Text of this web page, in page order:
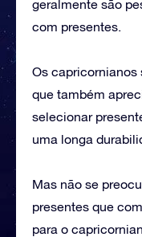
geralmente são
com presentes.
Os capricornianos
que também
selecionar
uma longa
Mas não se
presentes que
para o